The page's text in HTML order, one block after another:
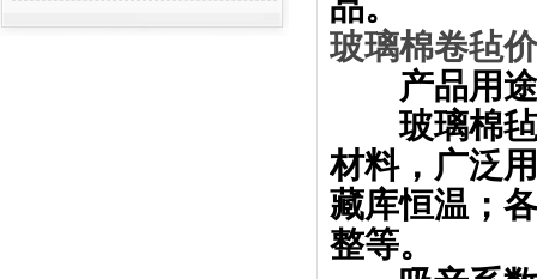
玻璃棉卷毡
产品用途
玻璃棉毡
材料，广泛
藏库恒温；
整等。